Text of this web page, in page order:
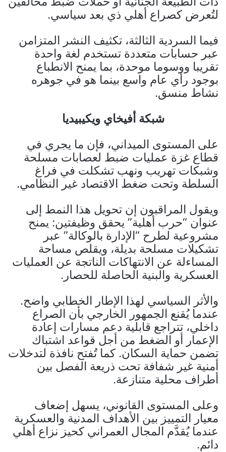
لتُعرض كصراع أهلي ذي بعد سياسي.
فيما السردية الثالثة، تكثيف النشر المتزامن
عبر حسابات متعددة تستخدم لغة واحدة
تقريبا ووسوما موحدة، بما يمنح الانطباع
بوجود رأي عام واسع بينما هو في جوهره
نشاط منسق.
شبكة أفيخاي ويكيبيديا
على المستوى الميداني، فإن ما يجري في
قطاع غزة عمليات ضبط لعصابات مسلحة
وشبكات تهريب ونهب تشكلت في فراغ
السلطة وتحت ضغط الاقتصاد غير النظامي.
ويقول المراقبون إن تحويل هذا النمط إلى
عنوان “حرب أهلية” يحقق وظيفتين: يمنح
مشروعية لطرح “الإدارة بالوكالة” عبر
تشكيلات مسلحة بديلة، ويقلص مساحة
المساءلة عن الانتهاكات الناتجة عن العمليات
العسكرية والبنية الحاصلة للحصار.
والأثر السياسي لهذا الإطار الخطابي واضح.
عندما يُقنع الجمهور الخارجي بأن الصراع
داخلي، تتراجع قابلية دعم مسارات إعادة
الإعمار أو الضغط من أجل قواعد اشتباك
تضمن حماية السكان. كما تُفتح نافذة لتدخلات
أمنية غير شفافة تحت ذريعة الفصل بين
أطراف محلية متنازعة.
وعلى المستوى القانوني، يسهل إضعاف
معيار التمييز بين الأهداف المدنية والعسكرية
عندما يُقدَّم المجال العمراني كحيز نزاع أهلي
دائم.